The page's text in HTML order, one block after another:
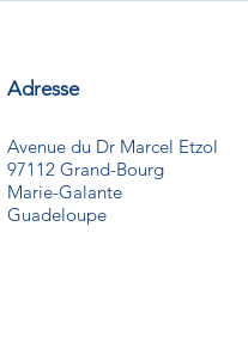
Adresse
Avenue du Dr Marcel Etzol
97112 Grand-Bourg
Marie-Galante
Guadeloupe